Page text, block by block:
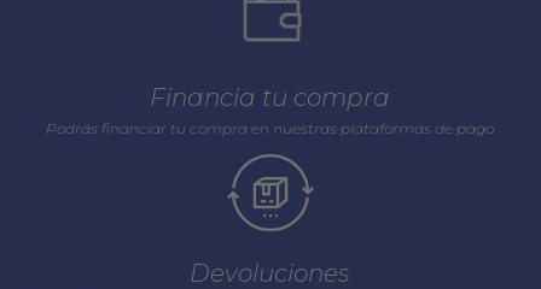
Financia tu compra
Podrás financiar tu compra en nuestras plataformas de pago
Devoluciones